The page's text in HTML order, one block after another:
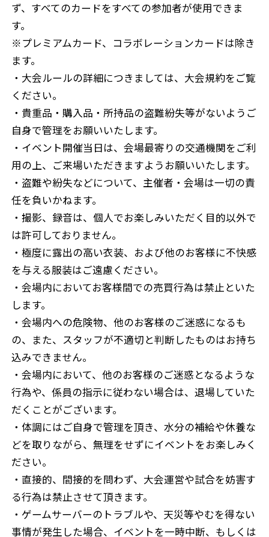
ず、すべてのカードをすべての参加者が使用できま
す。
※プレミアムカード、コラボレーションカードは除き
ます。
・大会ルールの詳細につきましては、大会規約をご覧
ください。
・貴重品・購入品・所持品の盗難紛失等がないようご
自身で管理をお願いいたします。
・イベント開催当日は、会場最寄りの交通機関をご利
用の上、ご来場いただきますようお願いいたします。
・盗難や紛失などについて、主催者・会場は一切の責
任を負いかねます。
・撮影、録音は、個人でお楽しみいただく目的以外で
は許可しておりません。
・極度に露出の高い衣装、および他のお客様に不快感
を与える服装はご遠慮ください。
・会場内においてお客様間での売買行為は禁止といた
します。
・会場内への危険物、他のお客様のご迷惑になるも
の、また、スタッフが不適切と判断したものはお持ち
込みできません。
・会場内において、他のお客様のご迷惑となるような
行為や、係員の指示に従わない場合は、退場していた
だくことがございます。
・体調にはご自身で管理を頂き、水分の補給や休養な
どを取りながら、無理をせずにイベントをお楽しみく
ださい。
・直接的、間接的を問わず、大会運営や試合を妨害す
る行為は禁止させて頂きます。
・ゲームサーバーのトラブルや、天災等やむを得ない
事情が発生した場合、イベントを一時中断、もしくは